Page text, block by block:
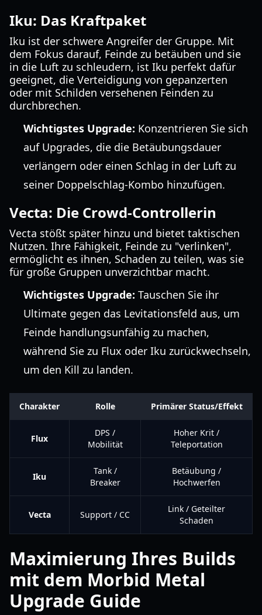
Iku: Das Kraftpaket
Iku ist der schwere Angreifer der Gruppe. Mit
dem Fokus darauf, Feinde zu betäuben und sie
in die Luft zu schleudern, ist Iku perfekt dafür
geeignet, die Verteidigung von gepanzerten
oder mit Schilden versehenen Feinden zu
durchbrechen.
Wichtigstes Upgrade: Konzentrieren Sie sich
auf Upgrades, die die Betäubungsdauer
verlängern oder einen Schlag in der Luft zu
seiner Doppelschlag-Kombo hinzufügen.
Vecta: Die Crowd-Controllerin
Vecta stößt später hinzu und bietet taktischen
Nutzen. Ihre Fähigkeit, Feinde zu "verlinken",
ermöglicht es ihnen, Schaden zu teilen, was sie
für große Gruppen unverzichtbar macht.
Wichtigstes Upgrade: Tauschen Sie ihr
Ultimate gegen das Levitationsfeld aus, um
Feinde handlungsunfähig zu machen,
während Sie zu Flux oder Iku zurückwechseln,
um den Kill zu landen.
Charakter Rolle Primärer Status/Effekt
Flux
DPS /
Mobilität
Hoher Krit /
Teleportation
Iku
Tank /
Breaker
Betäubung /
Hochwerfen
Vecta Support / CC
Link / Geteilter
Schaden
Maximierung Ihres Builds
mit dem Morbid Metal
Upgrade Guide